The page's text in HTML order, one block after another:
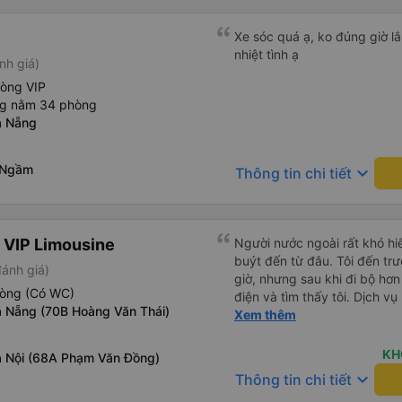
giá)
VIP
nằm 34 phòng
Nẵng
Xe sóc quá ạ, ko đúng giờ
nhiệt tình ạ
Thông tin chi tiết keyboard_arrow_down
Limousine
giá)
(Có WC)
Nẵng (70B Hoàng Văn Thái)
Nội (68A Phạm Văn Đồng)
Người nước ngoài rất khó
buýt đến từ đâu. Tôi đến
giờ, nhưng sau khi đi bộ
điện và tìm thấy tôi. Dịch
tôi ngủ ngon hơn ở khách
cho điểm tối đa. Cảm ơn
Xem thêm
Thông tin chi tiết keyboard_arrow_down